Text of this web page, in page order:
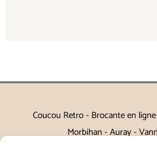
Coucou Retro - Brocante en
Morbihan - Auray -